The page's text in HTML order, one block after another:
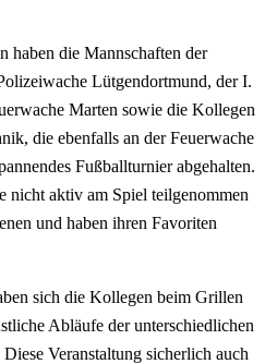
haben die Mannschaften der
Lütgendortmund, der I.
Marten sowie die Kollegen
die ebenfalls an der Feuerwache
Fußballturnier abgehalten.
nicht aktiv am Spiel teilgenommen
und haben ihren Favoriten
sich die Kollegen beim Grillen
Abläufe der unterschiedlichen
Veranstaltung sicherlich auch